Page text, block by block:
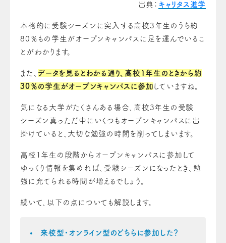
出典： キャリタス進学
本格的に受験シーズンに突入する高校3年生のうち約
80％もの学生がオープンキャンパスに足を運んでいるこ
とがわかります。
また、 データを見るとわかる通り、高校1年生のときから約
30％の学生がオープンキャンパスに参加 していますね。
気になる大学がたくさんある場合、高校3年生の受験
シーズン真っただ中にいくつもオープンキャンパスに出
掛けていると、大切な勉強の時間を削ってしまいます。
高校1年生の段階からオープンキャンパスに参加して
ゆっくり情報を集めれば、受験シーズンになったとき、勉
強に充てられる時間が増えるでしょう。
続いて、以下の点についても解説します。
来校型・オンライン型のどちらに参加した？